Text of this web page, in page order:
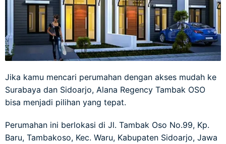
Jika kamu mencari perumahan dengan akses mudah ke
Surabaya dan Sidoarjo, Alana Regency Tambak OSO
bisa menjadi pilihan yang tepat.
Perumahan ini berlokasi di Jl. Tambak Oso No.99, Kp.
Baru, Tambakoso, Kec. Waru, Kabupaten Sidoarjo, Jawa